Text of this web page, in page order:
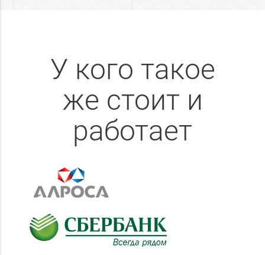
У кого такое
же стоит и
работает